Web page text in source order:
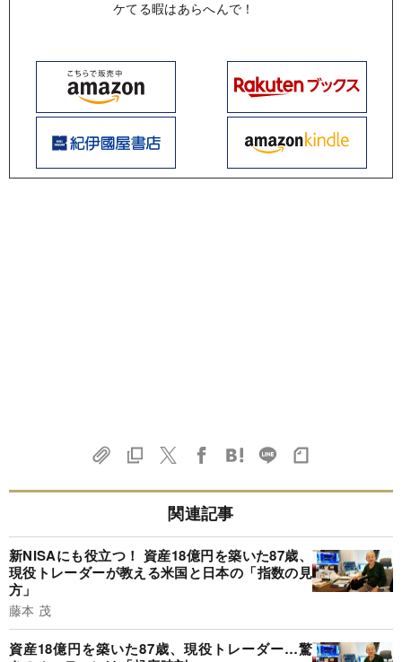
ケてる暇はあらへんで！
関連記事
新NISAにも役立つ！ 資産18億円を築いた87歳、
現役トレーダーが教える米国と日本の「指数の見
方」
藤本 茂
資産18億円を築いた87歳、現役トレーダー…驚